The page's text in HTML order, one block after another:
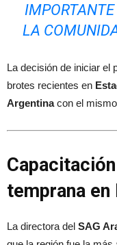
LA
La decisión de iniciar el
brotes recientes en
Argentinacon el
temprana en
La directora del SAG